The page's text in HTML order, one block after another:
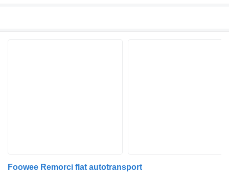
Foowee Remorci flat autotransport